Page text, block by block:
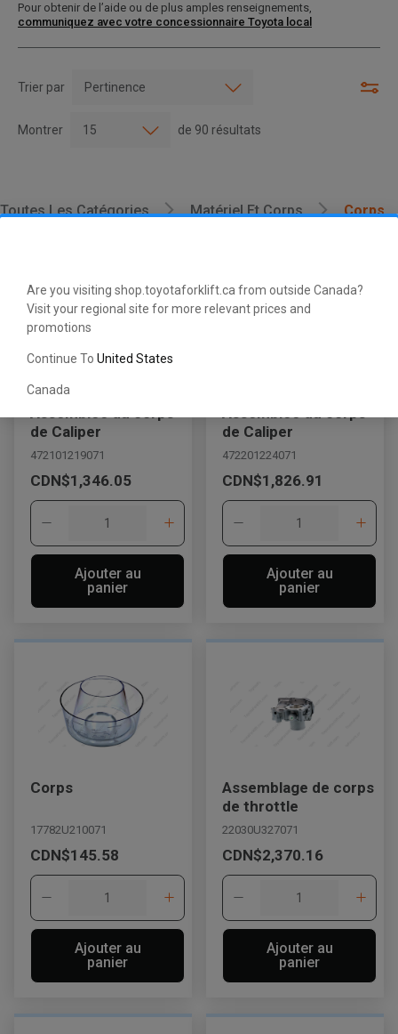
Are you visiting shop.toyotaforklift.ca from outside Canada?
Visit your regional site for more relevant prices and
promotions
Continue To United States
Canada
, , ,
Pour obtenir de l’aide ou de plus amples renseignements,
communiquez avec votre concessionnaire Toyota local
Trier par
Montrer de 90 résultats
Toutes Les Catégories Matériel Et Corps Corps
de Caliper
472101219071
CDN$1,346.05
Ajouter au
panier
de Caliper
472201224071
CDN$1,826.91
Ajouter au
panier
Corps
17782U210071
CDN$145.58
Ajouter au
panier
Assemblage de corps
de throttle
22030U327071
CDN$2,370.16
Ajouter au
panier